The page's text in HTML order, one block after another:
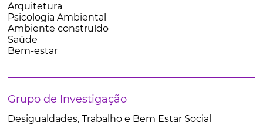
Arquitetura
Psicologia Ambiental
Ambiente construído
Saúde
Bem-estar
Grupo de Investigação
Desigualdades, Trabalho e Bem Estar Social